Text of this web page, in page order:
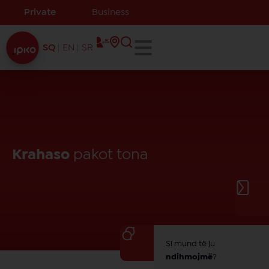
Private Business
SQ EN SR
Krahaso pakot tona
Si mund të ju
ndihmojmë?